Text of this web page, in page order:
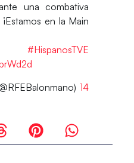
una combativa
en la Main
#HispanosTVE
14